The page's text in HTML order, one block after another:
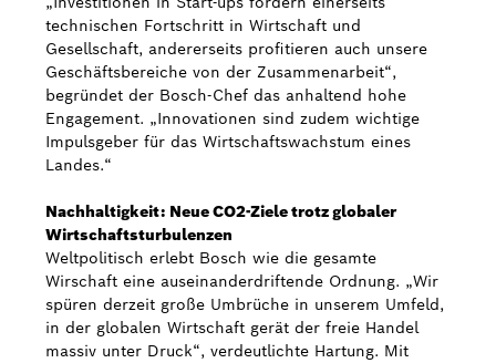
technischen Fortschritt in Wirtschaft und
Gesellschaft, andererseits profitieren auch unsere
Geschäftsbereiche von der Zusammenarbeit“,
begründet der Bosch-Chef das anhaltend hohe
Engagement. „Innovationen sind zudem wichtige
Impulsgeber für das Wirtschaftswachstum eines
Landes.“
Nachhaltigkeit: Neue CO2-Ziele trotz globaler
Wirtschaftsturbulenzen
Weltpolitisch erlebt Bosch wie die gesamte
Wirschaft eine auseinanderdriftende Ordnung. „Wir
spüren derzeit große Umbrüche in unserem Umfeld,
in der globalen Wirtschaft gerät der freie Handel
massiv unter Druck“, verdeutlichte Hartung. Mit